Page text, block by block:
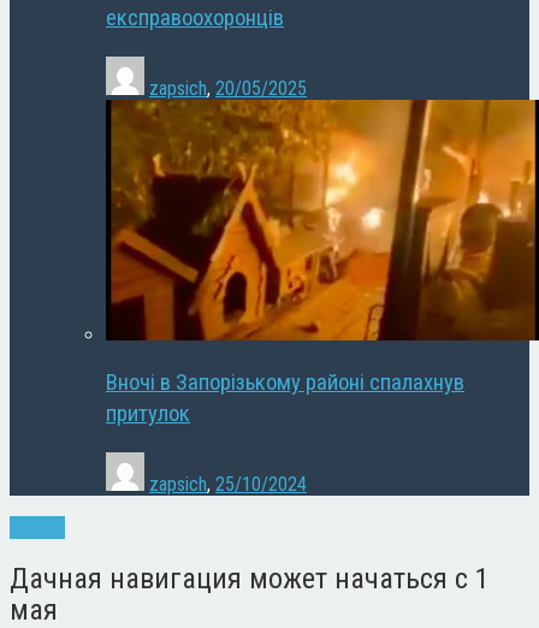
експравоохоронців
zapsich, 20/05/2025
Вночі в Запорізькому районі спалахнув
притулок
zapsich, 25/10/2024
Дачная навигация может начаться с 1
мая